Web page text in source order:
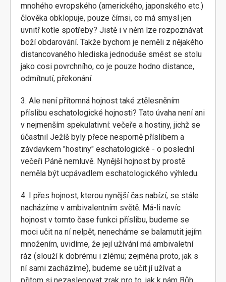
mnohého evropského (amerického, japonského etc.)
člověka obklopuje, pouze čímsi, co má smysl jen
uvnitř kotle spotřeby? Jistě i v něm lze rozpoznávat
boží obdarování. Takže bychom je neměli z nějakého
distancovaného hlediska jednoduše smést se stolu
jako cosi povrchního, co je pouze hodno distance,
odmítnutí, překonání.
3. Ale není přítomná hojnost také ztělesněním
příslibu eschatologické hojnosti? Tato úvaha není ani
v nejmenším spekulativní: večeře a hostiny, jichž se
účastnil Ježíš byly přece nesporně příslibem a
závdavkem "hostiny" eschatologické - o poslední
večeři Páně nemluvě. Nynější hojnost by prostě
neměla být ucpávadlem eschatologického výhledu.
4. I přes hojnost, kterou nynější čas nabízí, se stále
nacházíme v ambivalentním světě. Má-li navíc
hojnost v tomto čase funkci příslibu, budeme se
moci učit na ní nelpět, nenecháme se balamutit jejím
množením, uvidíme, že její užívání má ambivaletní
ráz (slouží k dobrému i zlému; zejména proto, jak s
ní sami zacházíme), budeme se učit jí užívat a